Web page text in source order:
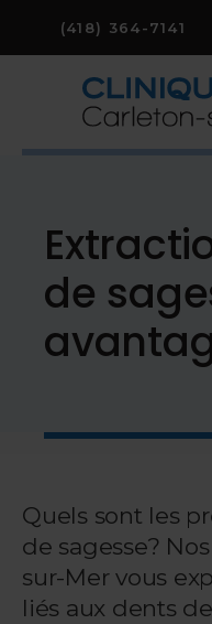
(418) 364-7141
de
Quels sont les
de sagesse?
sur-Mer vous
liés aux dents